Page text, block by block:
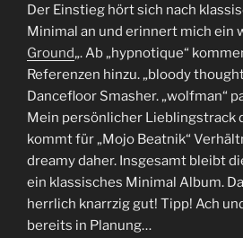
Der Einstieg hört sich nach
Minimal an und erinnert mich ein
Ground„. Ab „hypnotique“
Referenzen hinzu. „bloody
Dancefloor Smasher. „wolfman“
Mein persönlicher Lieblingstrack
kommt für „Mojo Beatnik“
dreamy daher. Insgesamt bleibt
ein klassisches Minimal Album.
herrlich knarrzig gut! Tipp! Ach
bereits in Planung…